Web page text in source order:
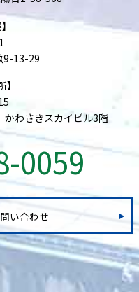
9-13-29
】
わさきスカイビル3階
0059
い合わせ